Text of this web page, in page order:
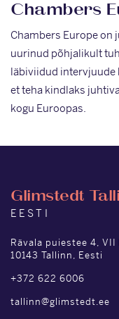
Chambers
Chambers Europe on
uurinud põhjalikult
läbiviidud intervjuude
et teha kindlaks
kogu Euroopas.
Glimstedt
EESTI
Rävala puiestee 4,
10143 Tallinn, Eesti
+372 622 6006
tallinn@glimstedt.ee